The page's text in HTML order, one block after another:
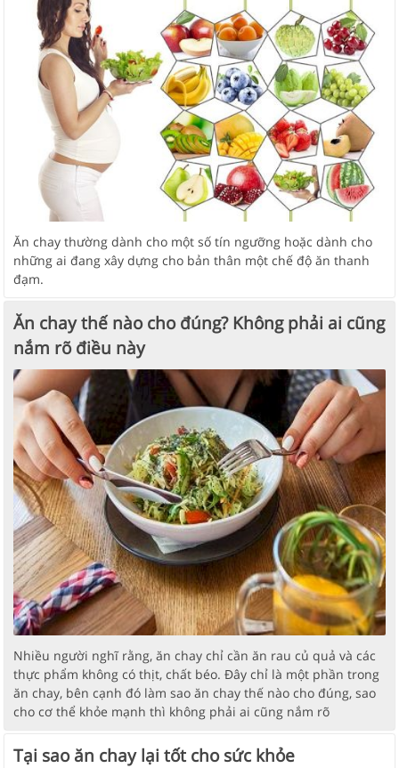
Ăn chay thường dành cho một số tín ngưỡng hoặc dành cho
những ai đang xây dựng cho bản thân một chế độ ăn thanh
đạm.
Ăn chay thế nào cho đúng? Không phải ai cũng
nắm rõ điều này
Nhiều người nghĩ rằng, ăn chay chỉ cần ăn rau củ quả và các
thực phẩm không có thịt, chất béo. Đây chỉ là một phần trong
ăn chay, bên cạnh đó làm sao ăn chay thế nào cho đúng, sao
cho cơ thể khỏe mạnh thì không phải ai cũng nắm rõ
Tại sao ăn chay lại tốt cho sức khỏe